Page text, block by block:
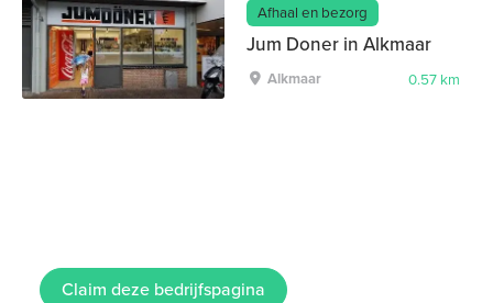
Afhaal en bezorg
Jum Doner in Alkmaar
Alkmaar 0.57 km
Claim deze bedrijfspagina